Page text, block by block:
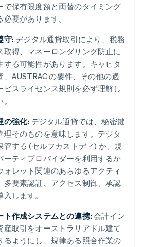
で保有限度額と両替のタイミング
要があります。
守: デジタル通貨取引により、税務
取得、マネーロンダリング防止に
する可能性があります。キャピタ
、AUSTRAC の要件、その他の適
ビスライセンス規則を必ず理解し
の強化: デジタル通貨では、秘密鍵
理そのものを意味します。デジタ
管する (セルフカストディ) か、規
ーティプロバイダーを利用するか
ォレット関連のあらゆるアクティ
多要素認証、アクセス制御、承認
します。
ト作成システムとの連携: 会計イン
産取引をオーストラリアドル建て
るようにし、規律ある照合作業の